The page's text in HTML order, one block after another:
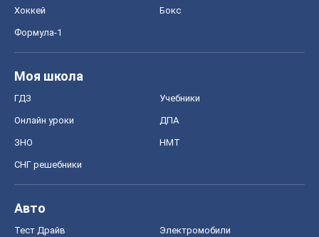
Хоккей Бокс
Формула-1
Моя школа
ГДЗ Учебники
Онлайн уроки ДПА
ЗНО НМТ
СНГ решебники
Авто
Тест Драйв Электромобили